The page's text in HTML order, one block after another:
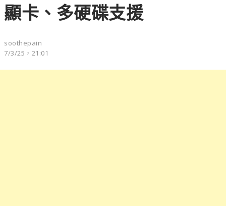
顯卡、多硬碟支援
soothepain
7/3/25，21:01